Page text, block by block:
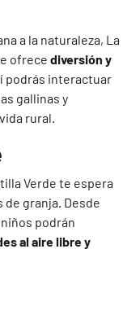
a la naturaleza, La
ofrece diversión y
podrás interactuar
gallinas y
rural.
Verde te espera
de granja. Desde
podrán
al aire libre y